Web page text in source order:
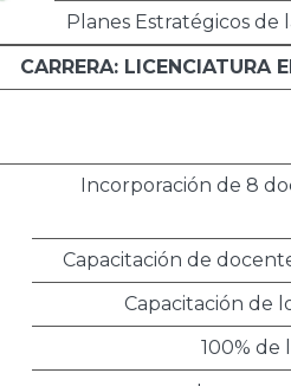
Planes Estratégicos de
CARRERA: LICENCIATURA
Incorporación de 8
Capacitación de
Capacitación de
100% de